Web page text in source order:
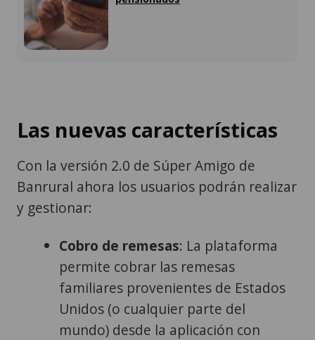
Las nuevas características
Con la versión 2.0 de Súper Amigo de
Banrural ahora los usuarios podrán realizar
y gestionar:
Cobro de remesas: La plataforma
permite cobrar las remesas
familiares provenientes de Estados
Unidos (o cualquier parte del
mundo) desde la aplicación con